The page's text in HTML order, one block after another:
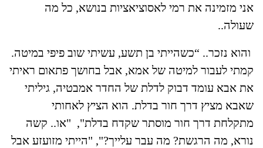
אני מזמינה את רמי לאסוציאציות בנושא, כל מה
שעולה..
והוא נזכר.. “כשהייתי בן תשע, עשיתי שוב פיפי במיטה.
קמתי לעבור למיטה של אמא, אבל בחושך פתאום ראיתי
את אבא עומד דבוק לדלת של החדר אמבטיה, גיליתי
שאבא מציץ דרך חור בדלת. הוא הציץ לאחותי
מתקלחת דרך חור מוסתר שקדח בדלת", "או.. קשה
נורא, מה הרגשת? מה עבר עלייך?", "הייתי מזועזע אבל